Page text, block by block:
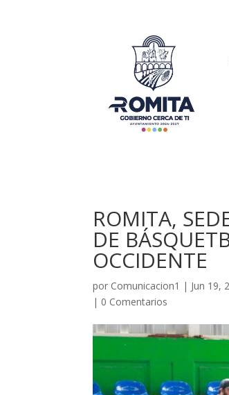
ROMITA,
DE
OCCIDENTE
por Comunicacion1 | Jun 19,
| 0 Comentarios